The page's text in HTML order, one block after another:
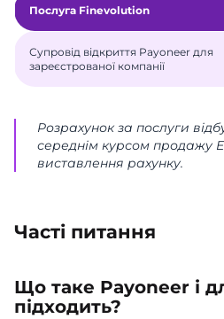
Послуга Finevolution
Супровід відкриття Payoneer для
зареєстрованої компанії
Розрахунок за послуги
середнім курсом продажу
виставлення рахунку.
Часті питання
Що таке Payoneer і
підходить?